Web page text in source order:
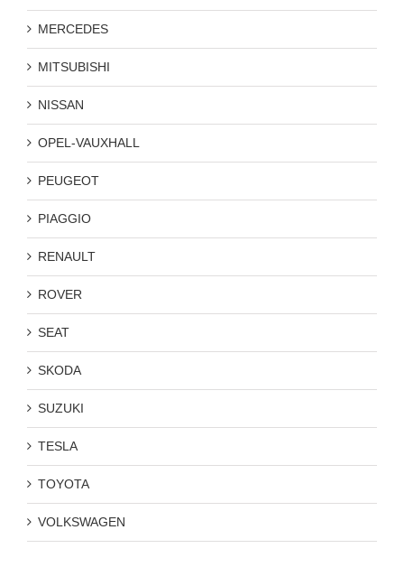
MERCEDES
MITSUBISHI
NISSAN
OPEL-VAUXHALL
PEUGEOT
PIAGGIO
RENAULT
ROVER
SEAT
SKODA
SUZUKI
TESLA
TOYOTA
VOLKSWAGEN